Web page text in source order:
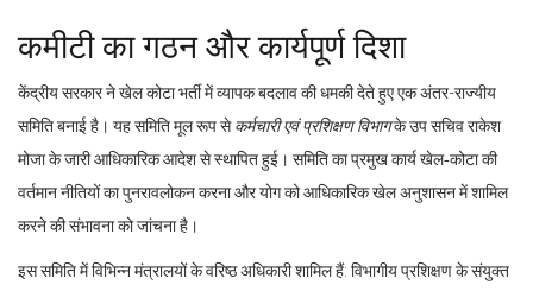
कमीटी का गठन और कार्यपूर्ण दिशा
केंद्रीय सरकार ने खेल कोटा भर्ती में व्यापक बदलाव की धमकी देते हुए एक अंतर-राज्यीय
समिति बनाई है। यह समिति मूल रूप सेकर्मचारी एवं प्रशिक्षण विभागके उप सचिव राकेश
मोजा के जारी आधिकारिक आदेश से स्थापित हुई। समिति का प्रमुख कार्य खेल‑कोटा की
वर्तमान नीतियों का पुनरावलोकन करना और योग को आधिकारिक खेल अनुशासन में शामिल
करने की संभावना को जांचना है।
इस समिति में विभिन्न मंत्रालयों के वरिष्ठ अधिकारी शामिल हैं: विभागीय प्रशिक्षण के संयुक्त